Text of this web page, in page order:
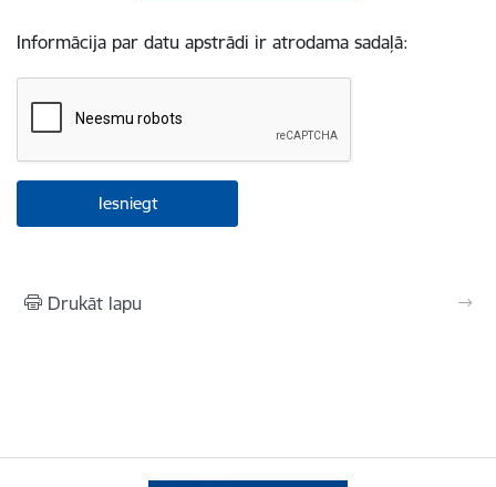
Informācija par datu apstrādi ir atrodama sadaļā:
Drukāt lapu